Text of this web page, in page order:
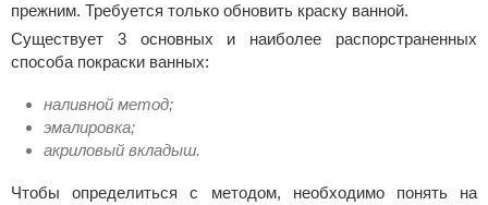
прежним. Требуется только обновить краску ванной.
Существует 3 основных и наиболее распорстраненных
способа покраски ванных:
наливной метод;
эмалировка;
акриловый вкладыш.
Чтобы определиться с методом, необходимо понять на